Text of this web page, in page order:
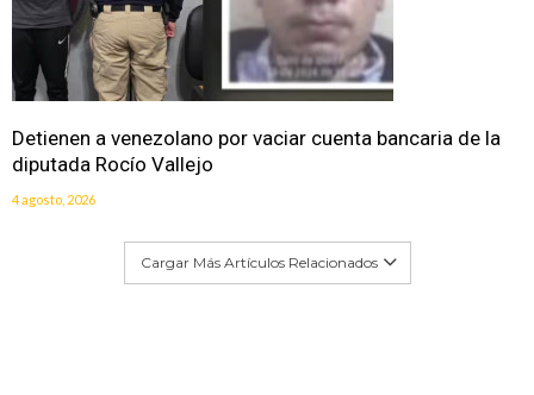
Detienen a venezolano por vaciar cuenta bancaria de la
diputada Rocío Vallejo
4 agosto, 2026
Cargar Más Artículos Relacionados